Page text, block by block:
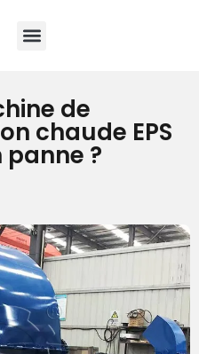
de
chaude EPS
?